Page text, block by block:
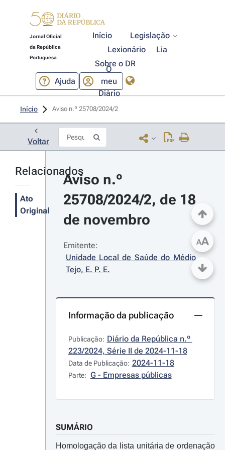
Jornal Oficial
da República
Portuguesa
Início
Legislação
Lexionário
Lia
Sobre o DR
Ajuda
O
meu
Diário
Início Aviso n.º 25708/2024/2
Voltar
Relacionados
Ato
Original
Aviso n.º
25708/2024/2, de 18
de novembro
Emitente:
Unidade Local de Saúde do Médio
Tejo, E. P. E.
Informação da publicação
Publicação: Diário da República n.º
223/2024, Série II de 2024-11-18
Data de Publicação: 2024-11-18
Parte: G - Empresas públicas
SUMÁRIO
Homologação da lista unitária de ordenação
AA